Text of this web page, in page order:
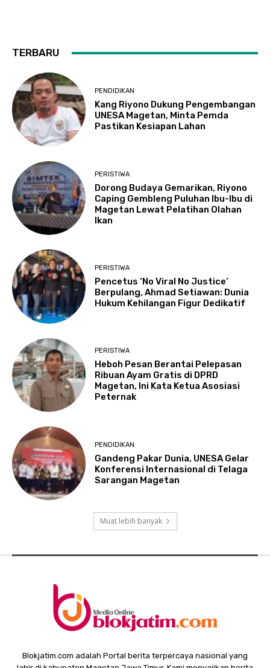
TERBARU
PENDIDIKAN
Kang Riyono Dukung Pengembangan
UNESA Magetan, Minta Pemda
Pastikan Kesiapan Lahan
PERISTIWA
Dorong Budaya Gemarikan, Riyono
Caping Gembleng Puluhan Ibu-Ibu di
Magetan Lewat Pelatihan Olahan
Ikan
PERISTIWA
Pencetus ‘No Viral No Justice’
Berpulang, Ahmad Setiawan: Dunia
Hukum Kehilangan Figur Dedikatif
PERISTIWA
Heboh Pesan Berantai Pelepasan
Ribuan Ayam Gratis di DPRD
Magetan, Ini Kata Ketua Asosiasi
Peternak
PENDIDIKAN
Gandeng Pakar Dunia, UNESA Gelar
Konferensi Internasional di Telaga
Sarangan Magetan
Muat lebih banyak
Blokjatim.com adalah Portal berita terpercaya nasional yang